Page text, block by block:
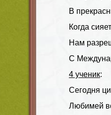
В
Когда
Нам
С
4 ученик:
Сегодня
Любимей